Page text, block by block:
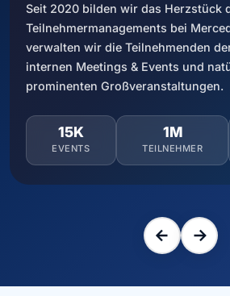
Seit 2020 bilden wir das Herzstück
Teilnehmermanagements bei
verwalten wir die Teilnehmenden
internen Meetings & Events und
prominenten Großveranstaltungen.
15K
EVENTS
1M
TEILNEHMER